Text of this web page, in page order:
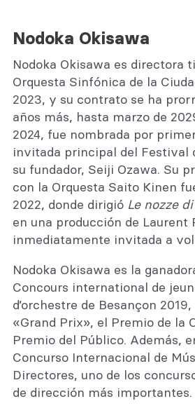
Nodoka Okisawa
Nodoka Okisawa es directora
Orquesta Sinfónica de la
2023, y su contrato se ha
años más, hasta marzo de
2024, fue nombrada por
invitada principal del Festival
su fundador, Seiji Ozawa. Su
con la Orquesta Saito Kinen
2022, donde dirigió Le nozze
en una producción de Laurent
inmediatamente invitada a
Nodoka Okisawa es la
Concours international de
d’orchestre de Besançon
«Grand Prix», el Premio de la
Premio del Público. Además,
Concurso Internacional de
Directores, uno de los
de dirección más importantes.